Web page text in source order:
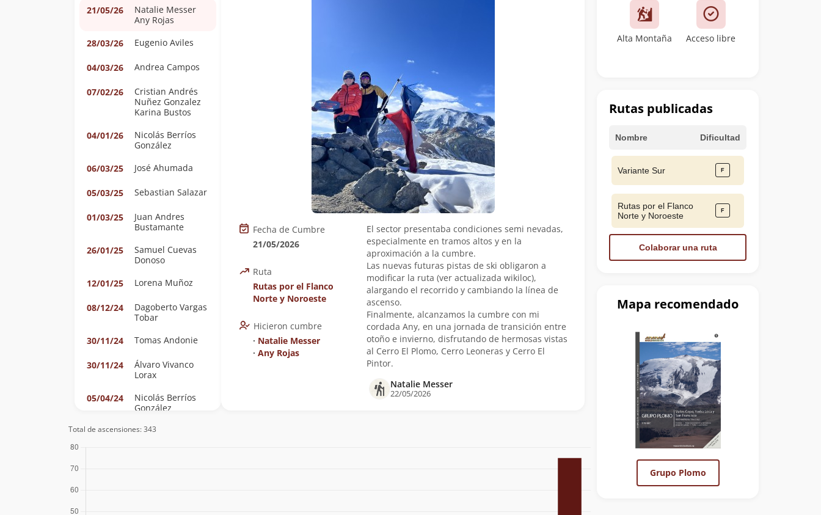
Alta Montaña Acceso libre
Rutas publicadas
Nombre Dificultad
Variante Sur
Rutas por el Flanco
Norte y Noroeste
Colaborar una ruta
Mapa recomendado
Grupo Plomo
21/05/26
Natalie Messer
Any Rojas
28/03/26
Eugenio Aviles
04/03/26 Andrea Campos
07/02/26
Cristian Andrés
Nuñez Gonzalez
Karina Bustos
04/01/26
Nicolás Berríos
González
06/03/25
José Ahumada
05/03/25 Sebastian Salazar
01/03/25
Juan Andres
Bustamante
26/01/25
Samuel Cuevas
Donoso
12/01/25
Lorena Muñoz
08/12/24
Dagoberto Vargas
Tobar
30/11/24
Tomas Andonie
30/11/24
Álvaro Vivanco
Lorax
05/04/24
Nicolás Berríos
González
12/02/24
Clement
Fecha de Cumbre
21/05/2026
Ruta
Rutas por el Flanco
Norte y Noroeste
Hicieron cumbre
∙ Natalie Messer
∙ Any Rojas
El sector presentaba condiciones semi nevadas,
especialmente en tramos altos y en la
aproximación a la cumbre.
Las nuevas futuras pistas de ski obligaron a
modificar la ruta (ver actualizada wikiloc),
alargando el recorrido y cambiando la línea de
ascenso.
Finalmente, alcanzamos la cumbre con mi
cordada Any, en una jornada de transición entre
otoño e invierno, disfrutando de hermosas vistas
al Cerro El Plomo, Cerro Leoneras y Cerro El
Pintor.
Natalie Messer
22/05/2026
Total de ascensiones: 343